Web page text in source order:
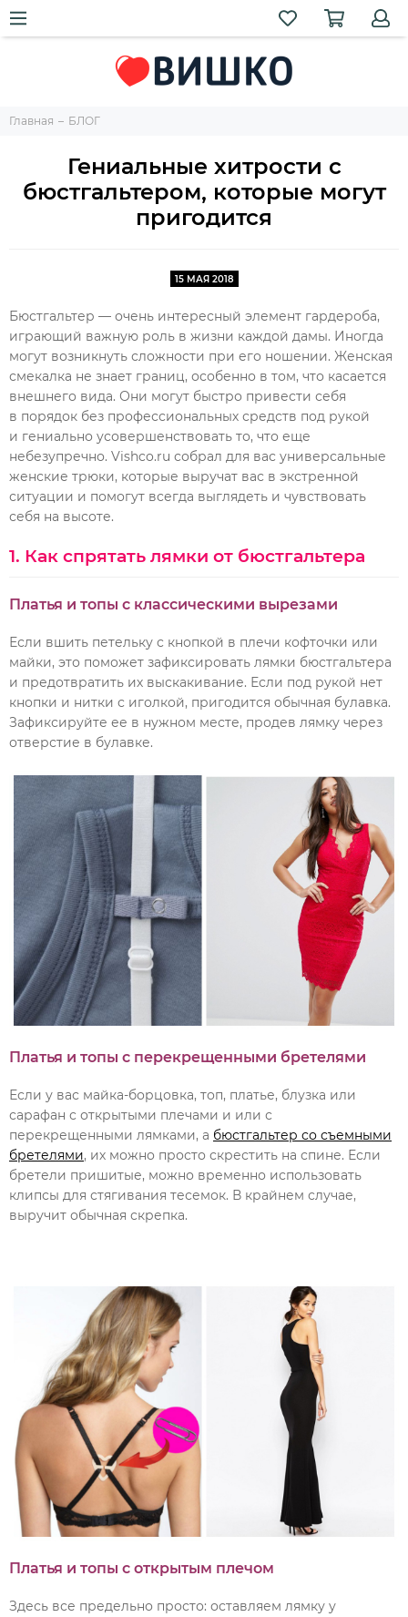
Главная БЛОГ
Гениальные хитрости с
бюстгальтером, которые могут
пригодится
15 МАЯ 2018
Бюстгальтер — очень интересный элемент гардероба,
играющий важную роль в жизни каждой дамы. Иногда
могут возникнуть сложности при его ношении. Женская
смекалка не знает границ, особенно в том, что касается
внешнего вида. Они могут быстро привести себя
в порядок без профессиональных средств под рукой
и гениально усовершенствовать то, что еще
небезупречно. Vishco.ru собрал для вас универсальные
женские трюки, которые выручат вас в экстренной
ситуации и помогут всегда выглядеть и чувствовать
себя на высоте.
1. Как спрятать лямки от бюстгальтера
Платья и топы с классическими вырезами
Если вшить петельку с кнопкой в плечи кофточки или
майки, это поможет зафиксировать лямки бюстгальтера
и предотвратить их выскакивание. Если под рукой нет
кнопки и нитки с иголкой, пригодится обычная булавка.
Зафиксируйте ее в нужном месте, продев лямку через
отверстие в булавке.
Платья и топы с перекрещенными бретелями
Если у вас майка-борцовка, топ, платье, блузка или
сарафан с открытыми плечами и или с
перекрещенными лямками, а бюстгальтер со съемными
бретелями, их можно просто скрестить на спине. Если
бретели пришитые, можно временно использовать
клипсы для стягивания тесемок. В крайнем случае,
выручит обычная скрепка.
Платья и топы с открытым плечом
Здесь все предельно просто: оставляем лямку у